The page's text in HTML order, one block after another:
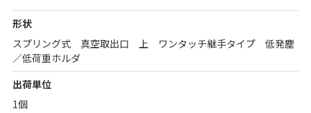
形状
スプリング式 真空取出口 上 ワンタッチ継手タイプ 低発塵
／低荷重ホルダ
出荷単位
1個